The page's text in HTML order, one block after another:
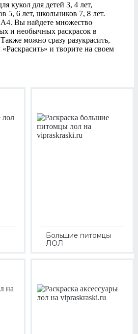
кукол для детей 3, 4 лет,
5, 6 лет, школьников 7, 8 лет.
Вы найдете множество
и необычных раскрасок в
можно сразу разукрасить,
и творите на своем
Большие питомцы
ЛОЛ